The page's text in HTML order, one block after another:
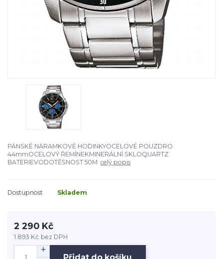
PÁNSKÉ NÁRAMKOVÉ HODINKYOCELOVÉ POUZDRO
44mmOCELOVÝ ŘEMÍNEKMINERÁLNÍ SKLOQUARTZ
BATERIEVODOTĚSNOST 50M celý popis
Dostupnost Skladem
2 290 Kč
1 893 Kč bez DPH